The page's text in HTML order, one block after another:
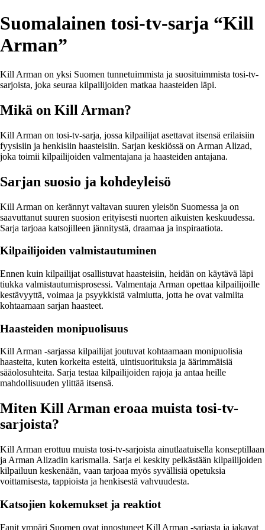
Suomalainen tosi-tv-sarja “Kill
Arman”
Kill Arman on yksi Suomen tunnetuimmista ja suosituimmista tosi-tv-
sarjoista, joka seuraa kilpailijoiden matkaa haasteiden läpi.
Mikä on Kill Arman?
Kill Arman on tosi-tv-sarja, jossa kilpailijat asettavat itsensä erilaisiin
fyysisiin ja henkisiin haasteisiin. Sarjan keskiössä on Arman Alizad,
joka toimii kilpailijoiden valmentajana ja haasteiden antajana.
Sarjan suosio ja kohdeyleisö
Kill Arman on kerännyt valtavan suuren yleisön Suomessa ja on
saavuttanut suuren suosion erityisesti nuorten aikuisten keskuudessa.
Sarja tarjoaa katsojilleen jännitystä, draamaa ja inspiraatiota.
Kilpailijoiden valmistautuminen
Ennen kuin kilpailijat osallistuvat haasteisiin, heidän on käytävä läpi
tiukka valmistautumisprosessi. Valmentaja Arman opettaa kilpailijoille
kestävyyttä, voimaa ja psyykkistä valmiutta, jotta he ovat valmiita
kohtaamaan sarjan haasteet.
Haasteiden monipuolisuus
Kill Arman -sarjassa kilpailijat joutuvat kohtaamaan monipuolisia
haasteita, kuten korkeita esteitä, uintisuorituksia ja äärimmäisiä
sääolosuhteita. Sarja testaa kilpailijoiden rajoja ja antaa heille
mahdollisuuden ylittää itsensä.
Miten Kill Arman eroaa muista tosi-tv-
sarjoista?
Kill Arman erottuu muista tosi-tv-sarjoista ainutlaatuisella konseptillaan
ja Arman Alizadin karismalla. Sarja ei keskity pelkästään kilpailijoiden
kilpailuun keskenään, vaan tarjoaa myös syvällisiä opetuksia
voittamisesta, tappioista ja henkisestä vahvuudesta.
Katsojien kokemukset ja reaktiot
Fanit ympäri Suomen ovat innostuneet Kill Arman -sarjasta ja jakavat